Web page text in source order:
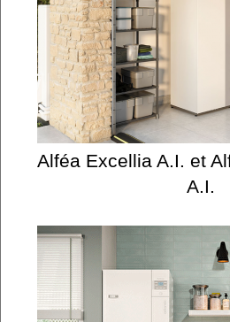
Alféa Excellia A.I. et
A.I.